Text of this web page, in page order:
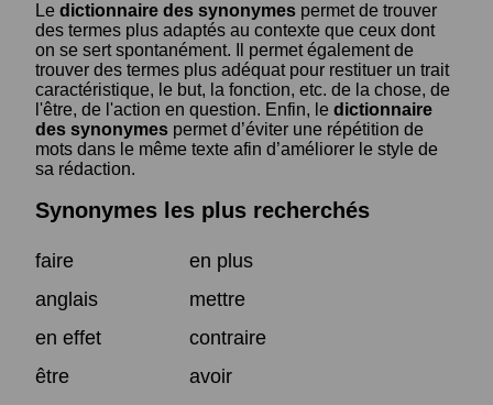
Le dictionnaire des synonymes permet de trouver
des termes plus adaptés au contexte que ceux dont
on se sert spontanément. Il permet également de
trouver des termes plus adéquat pour restituer un trait
caractéristique, le but, la fonction, etc. de la chose, de
l'être, de l'action en question. Enfin, le dictionnaire
des synonymes permet d’éviter une répétition de
mots dans le même texte afin d’améliorer le style de
sa rédaction.
Synonymes les plus recherchés
faire
en plus
anglais
mettre
en effet
contraire
être
avoir